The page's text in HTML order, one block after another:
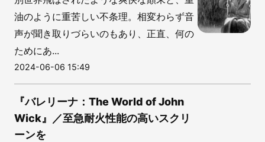
油のように重苦しい不条理。相変わらず音
声が聞き取りづらいのもあり、正直、何の
ためにあ...
2024-06-06 15:49
『バレリーナ：The World of John
Wick』／至急耐火性能の高いスクリ
ーンを